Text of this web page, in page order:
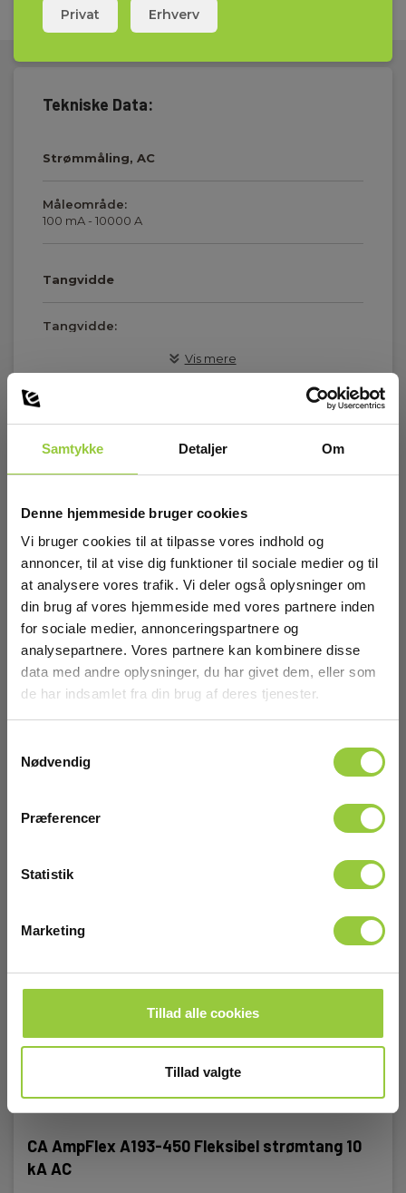
Samtykke Detaljer Om
Denne hjemmeside bruger cookies
Vi bruger cookies til at tilpasse vores indhold og
annoncer, til at vise dig funktioner til sociale medier og til
at analysere vores trafik. Vi deler også oplysninger om
din brug af vores hjemmeside med vores partnere inden
for sociale medier, annonceringspartnere og
analysepartnere. Vores partnere kan kombinere disse
data med andre oplysninger, du har givet dem, eller som
de har indsamlet fra din brug af deres tjenester.
Nødvendig
Præferencer
Statistik
Marketing
Tillad alle cookies
Tillad valgte
Tekniske Data:
Strømmåling, AC
Måleområde:
100 mA - 10000 A
Tangvidde
Tangvidde:
Tilslutningsstik:
Ledningslængde:
Standarder og normer
Instrumentegenskaber:
IEC/EN 60529,IEC/EN 61010-2-030,IEC/EN 61010-2-032
CAT III 1000 V,CAT IV 600 V
IP-klasse:
280 mm x 265 mm x 25 mm
Nettovægt:
Vis mere
Download
Elma_Manual_CA_AmpFLEX_A193_BK_800mm_for_CA8220-
8435-CA__EN_MultiLanguage.pdf
Manualer
Elma_Manual_CA_Current_Sensors.pdf
Tilbehør
CA AmpFlex A193-450 Fleksibel strømtang 10
kA AC
Privat Erhverv